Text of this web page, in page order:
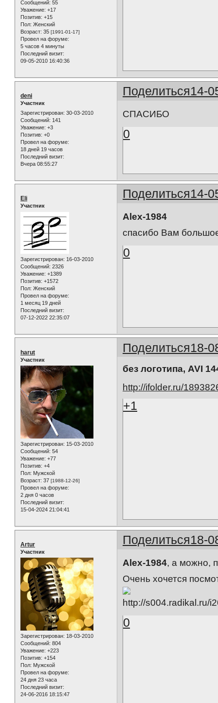
Сообщений: 55
Уважение: +17
Позитив: +15
Пол: Женский
Возраст: 35 [1991-01-17]
Провел на форуме:
5 часов 4 минуты
Последний визит:
09-05-2010 16:40:36
Поделиться14-
deni
Участник
Зарегистрирован: 30-03-2010
Сообщений: 141
Уважение: +3
Позитив: +0
Провел на форуме:
18 дней 19 часов
Последний визит:
Вчера 08:55:27
СПАСИБО
0
Поделиться14-
Eli
Участник
Зарегистрирован: 16-03-2010
Сообщений: 2326
Уважение: +1389
Позитив: +1572
Пол: Женский
Провел на форуме:
1 месяц 19 дней
Последний визит:
07-12-2022 22:35:07
Alex-1984
спасибо Вам
0
Поделиться18-
harut
Участник
Зарегистрирован: 15-03-2010
Сообщений: 54
Уважение: +77
Позитив: +4
Пол: Мужской
Возраст: 37 [1988-12-26]
Провел на форуме:
2 дня 0 часов
Последний визит:
15-04-2024 21:04:41
без логотипа, AVI
http://ifolder.ru/
+1
Поделиться18-
Artur
Участник
Зарегистрирован: 18-03-2010
Сообщений: 804
Уважение: +223
Позитив: +154
Пол: Мужской
Провел на форуме:
24 дня 23 часа
Последний визит:
24-06-2016 18:15:47
Alex-1984, а можно,
Очень хочется
0